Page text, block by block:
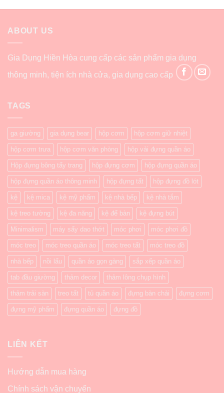
ABOUT US
Gia Dụng Hiền Hòa cung cấp các sản phẩm gia dụng
thông minh, tiện ích nhà cửa, gia dụng cao cấp
TAGS
ga giường gia dụng bear hộp cơm hộp cơm giữ nhiệt
hộp cơm trưa hộp cơm văn phòng hộp vải đựng quần áo
Hộp đựng bông tẩy trang hộp đựng cơm hộp đựng quần áo
hộp đựng quần áo thông minh hộp đựng tất hộp đựng đồ lót
kệ kệ mica kệ mỹ phẩm kệ nhà bếp kệ nhà tắm
kệ treo tường kệ đa năng kệ để bàn kệ đựng bút
Minimalism máy sấy dao thớt móc phơi móc phơi đồ
móc treo móc treo quần áo móc treo tất móc treo đồ
nhà bếp nồi lẩu quần áo gọn gàng sắp xếp quần áo
tab đầu giường thảm decor thảm lông chụp hình
thảm trải sàn treo tất tủ quần áo đựng bàn chải đựng cơm
đựng mỹ phẩm đựng quần áo đựng đồ
LIÊN KẾT
Hướng dẫn mua hàng
Chính sách vận chuyển